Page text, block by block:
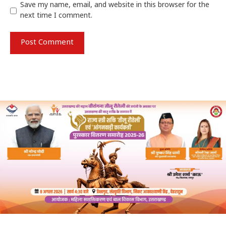
Save my name, email, and website in this browser for the
next time I comment.